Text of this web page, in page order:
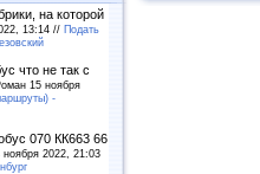
на которой
13:14 // Подать
что не так с
15 ноября
-
070 КК663 66
ноября 2022, 21:03